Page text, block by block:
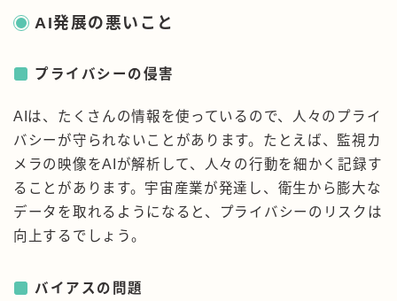
AI発展の悪いこと
プライバシーの侵害
AIは、たくさんの情報を使っているので、人々のプライ
バシーが守られないことがあります。たとえば、監視カ
メラの映像をAIが解析して、人々の行動を細かく記録す
ることがあります。宇宙産業が発達し、衛生から膨大な
データを取れるようになると、プライバシーのリスクは
向上するでしょう。
バイアスの問題